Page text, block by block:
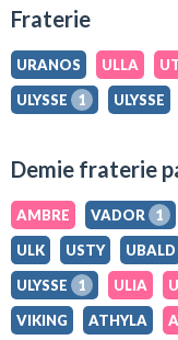
Fraterie
URANOS ULLA
ULYSSE
1 ULYSSE
Demie fraterie
AMBRE VADOR 1
ULK
USTY UBALD
ULYSSE
1 ULIA
VIKING
ATHYLA